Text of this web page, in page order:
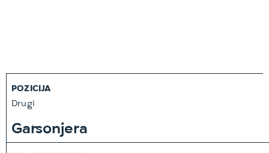
POZICIJA
Drugi
Garsonjera